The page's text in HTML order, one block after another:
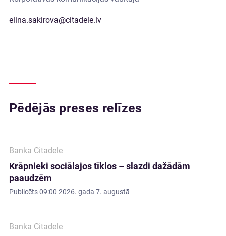
elina.sakirova@citadele.lv
Pēdējās preses relīzes
Banka Citadele
Krāpnieki sociālajos tīklos – slazdi dažādām
paaudzēm
Publicēts09:00 2026. gada 7. augustā
Banka Citadele